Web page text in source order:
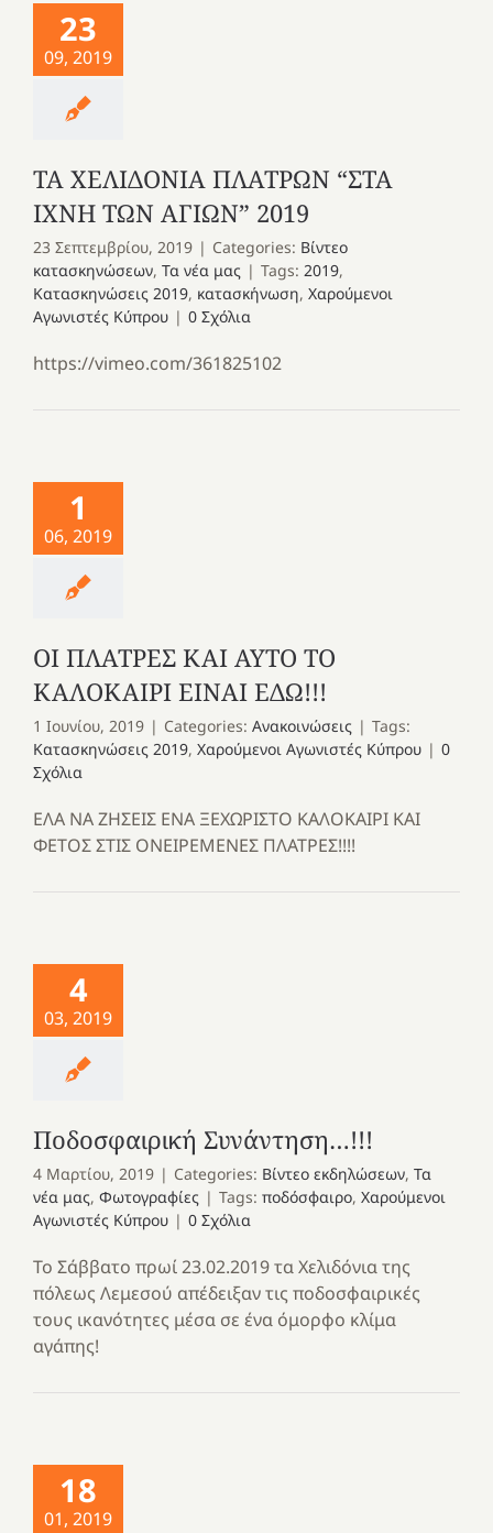
23
09, 2019
ΤΑ ΧΕΛΙΔΟΝΙΑ ΠΛΑΤΡΩΝ “ΣΤΑ
ΙΧΝΗ ΤΩΝ ΑΓΙΩΝ” 2019
23 Σεπτεμβρίου, 2019 | Categories: Βίντεο
κατασκηνώσεων, Τα νέα μας | Tags: 2019,
Κατασκηνώσεις 2019, κατασκήνωση, Χαρούμενοι
Αγωνιστές Κύπρου | 0 Σχόλια
https://vimeo.com/361825102
1
06, 2019
ΟΙ ΠΛΑΤΡΕΣ ΚΑΙ ΑΥΤΟ ΤΟ
ΚΑΛΟΚΑΙΡΙ ΕΙΝΑΙ ΕΔΩ!!!
1 Ιουνίου, 2019 | Categories: Ανακοινώσεις | Tags:
Κατασκηνώσεις 2019, Χαρούμενοι Αγωνιστές Κύπρου | 0
Σχόλια
ΕΛΑ ΝΑ ΖΗΣΕΙΣ ΕΝΑ ΞΕΧΩΡΙΣΤΟ ΚΑΛΟΚΑΙΡΙ ΚΑΙ
ΦΕΤΟΣ ΣΤΙΣ ΟΝΕΙΡΕΜΕΝΕΣ ΠΛΑΤΡΕΣ!!!!
4
03, 2019
Ποδοσφαιρική Συνάντηση…!!!
4 Μαρτίου, 2019 | Categories: Βίντεο εκδηλώσεων, Τα
νέα μας, Φωτογραφίες | Tags: ποδόσφαιρο, Χαρούμενοι
Αγωνιστές Κύπρου | 0 Σχόλια
Το Σάββατο πρωί 23.02.2019 τα Χελιδόνια της
πόλεως Λεμεσού απέδειξαν τις ποδοσφαιρικές
τους ικανότητες μέσα σε ένα όμορφο κλίμα
αγάπης!
18
01, 2019